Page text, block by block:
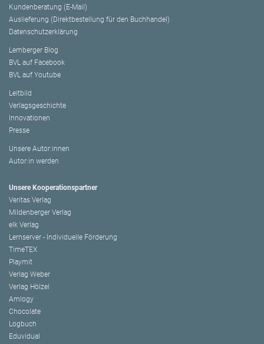
Kundenberatung (E-Mail)
Auslieferung (Direktbestellung für den Buchhandel)
Datenschutzerklärung
Lemberger Blog
BVL auf Facebook
BVL auf Youtube
Leitbild
Verlagsgeschichte
Innovationen
Presse
Unsere Autor:innen
Autor:in werden
Unsere Kooperationspartner
Veritas Verlag
Mildenberger Verlag
elk Verlag
Lernserver - Individuelle Förderung
TimeTEX
Playmit
Verlag Weber
Verlag Hölzel
Amlogy
Chocolate
Logbuch
Eduvidual